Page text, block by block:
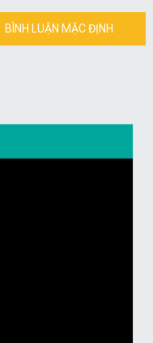
BÌNH LUẬN MẶC ĐỊNH